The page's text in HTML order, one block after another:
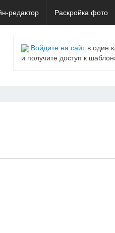
редактор Раскройка фото
Войдите на сайтв один
и получите доступ к